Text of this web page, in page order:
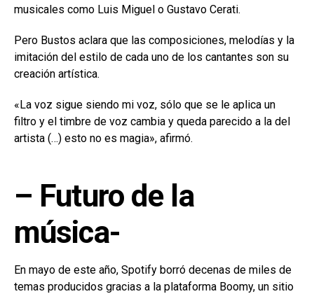
musicales como Luis Miguel o Gustavo Cerati.
Pero Bustos aclara que las composiciones, melodías y la
imitación del estilo de cada uno de los cantantes son su
creación artística.
«La voz sigue siendo mi voz, sólo que se le aplica un
filtro y el timbre de voz cambia y queda parecido a la del
artista (…) esto no es magia», afirmó.
– Futuro de la
música-
En mayo de este año, Spotify borró decenas de miles de
temas producidos gracias a la plataforma Boomy, un sitio